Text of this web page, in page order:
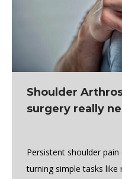
Shoulder
surgery really
Persistent shoulder
turning simple tasks like